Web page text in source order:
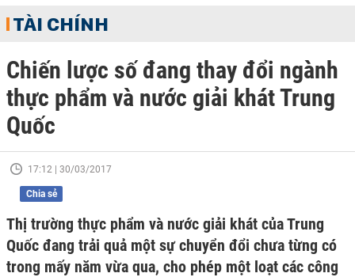
TÀI CHÍNH
Chiến lược số đang thay đổi ngành
thực phẩm và nước giải khát Trung
Quốc
17:12 | 30/03/2017
Chia sẻ
Thị trường thực phẩm và nước giải khát của Trung
Quốc đang trải quả một sự chuyển đổi chưa từng có
trong mấy năm vừa qua, cho phép một loạt các công